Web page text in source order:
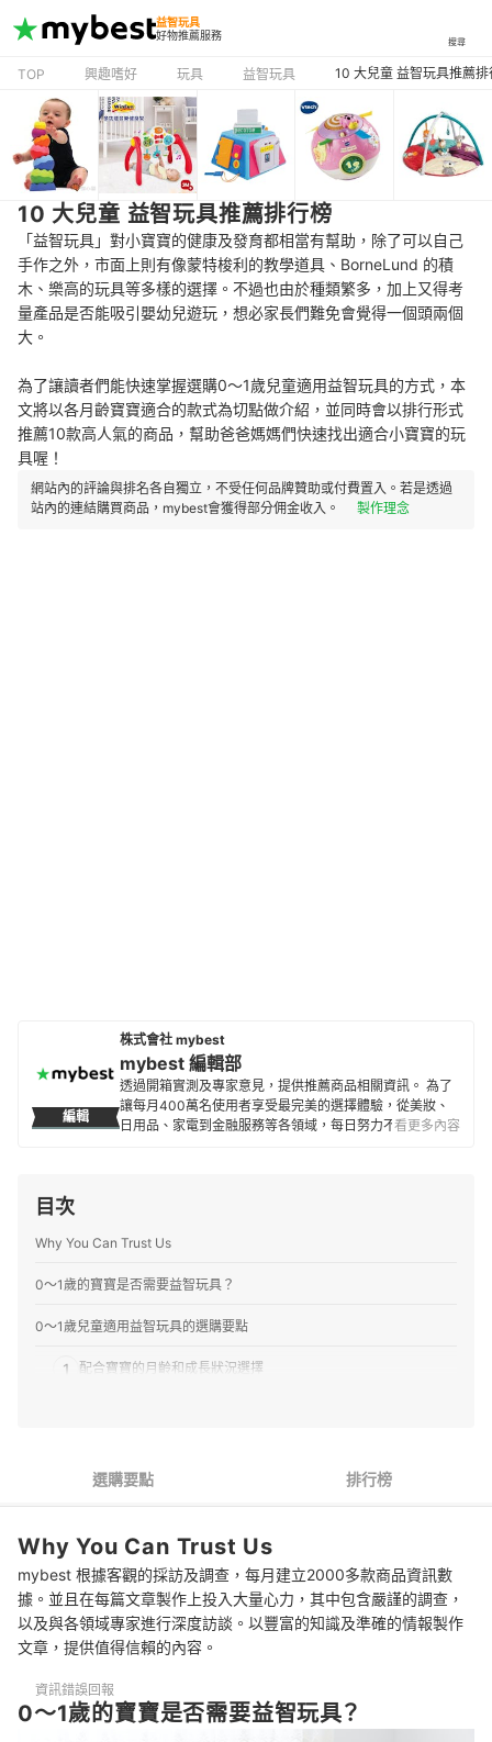
益智玩具
好物推薦服務
搜尋
TOP 興趣嗜好 玩具 益智玩具 10 大兒童 益智玩具推薦排
10 大兒童 益智玩具推薦排行榜
「益智玩具」對小寶寶的健康及發育都相當有幫助，除了可以自己
手作之外，市面上則有像蒙特梭利的教學道具、BorneLund 的積
木、樂高的玩具等多樣的選擇。不過也由於種類繁多，加上又得考
量產品是否能吸引嬰幼兒遊玩，想必家長們難免會覺得一個頭兩個
大。
為了讓讀者們能快速掌握選購0～1歲兒童適用益智玩具的方式，本
文將以各月齡寶寶適合的款式為切點做介紹，並同時會以排行形式
推薦10款高人氣的商品，幫助爸爸媽媽們快速找出適合小寶寶的玩
具喔！
網站內的評論與排名各自獨立，不受任何品牌贊助或付費置入。若是透過
站內的連結購買商品，mybest會獲得部分佣金收入。
製作理念
編輯
株式會社 mybest
mybest 編輯部
透過開箱實測及專家意見，提供推薦商品相關資訊。 為了
讓每月400萬名使用者享受最完美的選擇體驗，從美妝、
日用品、家電到金融服務等各領域，每日努力不懈地製作
看更多內容
目次
Why You Can Trust Us
0～1歲的寶寶是否需要益智玩具？
0～1歲兒童適用益智玩具的選購要點
1 配合寶寶的月齡和成長狀況選擇
4 人氣品牌的玩具特徵
5 注意材質的安全性和清潔方式
推薦以人氣角色為主題的玩具
0～1歲兒童使用玩具的注意事項
選購要點 排行榜
Why You Can Trust Us
mybest 根據客觀的採訪及調查，每月建立2000多款商品資訊數
據。並且在每篇文章製作上投入大量心力，其中包含嚴謹的調查，
以及與各領域專家進行深度訪談。以豐富的知識及準確的情報製作
文章，提供值得信賴的內容。
資訊錯誤回報
0～1歲的寶寶是否需要益智玩具？